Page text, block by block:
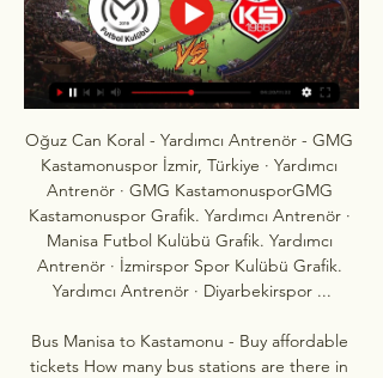
Oğuz Can Koral - Yardımcı Antrenör - GMG
Kastamonuspor İzmir, Türkiye · Yardımcı
Antrenör · GMG KastamonusporGMG
Kastamonuspor Grafik. Yardımcı Antrenör ·
Manisa Futbol Kulübü Grafik. Yardımcı
Antrenör · İzmirspor Spor Kulübü Grafik.
Yardımcı Antrenör · Diyarbekirspor ...
Bus Manisa to Kastamonu - Buy affordable
tickets How many bus stations are there in